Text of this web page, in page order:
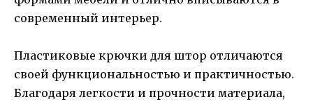
современный интерьер.
Пластиковые крючки для штор отличаются
своей функциональностью и практичностью.
Благодаря легкости и прочности материала,